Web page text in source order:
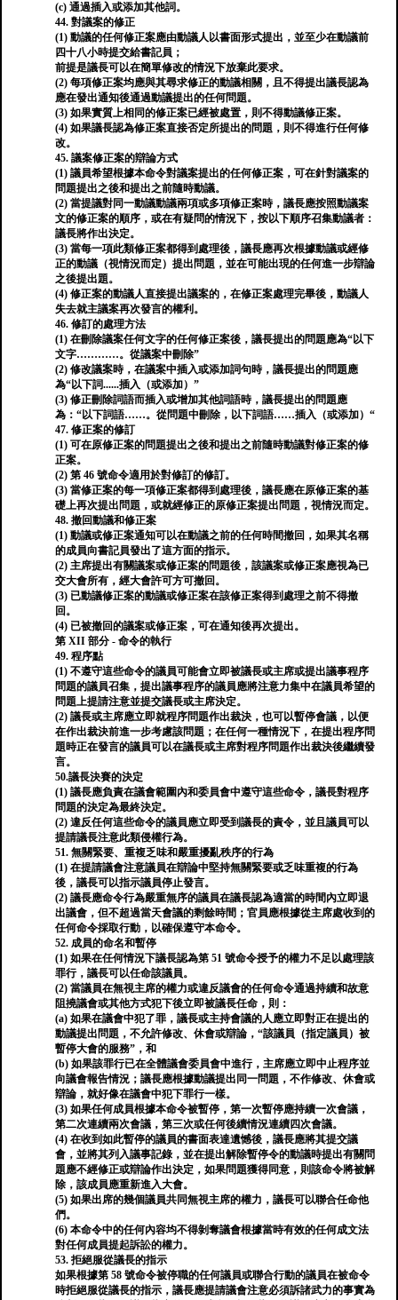
(c) 通過插入或添加其他詞。
44. 對議案的修正
(1) 動議的任何修正案應由動議人以書面形式提出，並至少在動議前
四十八小時提交給書記員；
前提是議長可以在簡單修改的情況下放棄此要求。
(2) 每項修正案均應與其尋求修正的動議相關，且不得提出議長認為
應在發出通知後通過動議提出的任何問題。
(3) 如果實質上相同的修正案已經被處置，則不得動議修正案。
(4) 如果議長認為修正案直接否定所提出的問題，則不得進行任何修
改。
45. 議案修正案的辯論方式
(1) 議員希望根據本命令對議案提出的任何修正案，可在針對議案的
問題提出之後和提出之前隨時動議。
(2) 當提議對同一動議動議兩項或多項修正案時，議長應按照動議案
文的修正案的順序，或在有疑問的情況下，按以下順序召集動議者：
議長將作出決定。
(3) 當每一項此類修正案都得到處理後，議長應再次根據動議或經修
正的動議（視情況而定）提出問題，並在可能出現的任何進一步辯論
之後提出題。
(4) 修正案的動議人直接提出議案的，在修正案處理完畢後，動議人
失去就主議案再次發言的權利。
46. 修訂的處理方法
(1) 在刪除議案任何文字的任何修正案後，議長提出的問題應為“以下
文字…………。從議案中刪除”
(2) 修改議案時，在議案中插入或添加詞句時，議長提出的問題應
為“以下詞......插入（或添加）”
(3) 修正刪除詞語而插入或增加其他詞語時，議長提出的問題應
為：“以下詞語……。從問題中刪除，以下詞語……插入（或添加）“
47. 修正案的修訂
(1) 可在原修正案的問題提出之後和提出之前隨時動議對修正案的修
正案。
(2) 第 46 號命令適用於對修訂的修訂。
(3) 當修正案的每一項修正案都得到處理後，議長應在原修正案的基
礎上再次提出問題，或就經修正的原修正案提出問題，視情況而定。
48. 撤回動議和修正案
(1) 動議或修正案通知可以在動議之前的任何時間撤回，如果其名稱
的成員向書記員發出了這方面的指示。
(2) 主席提出有關議案或修正案的問題後，該議案或修正案應視為已
交大會所有，經大會許可方可撤回。
(3) 已動議修正案的動議或修正案在該修正案得到處理之前不得撤
回。
(4) 已被撤回的議案或修正案，可在通知後再次提出。
第 XII 部分 - 命令的執行
49. 程序點
(1) 不遵守這些命令的議員可能會立即被議長或主席或提出議事程序
問題的議員召集，提出議事程序的議員應將注意力集中在議員希望的
問題上提請注意並提交議長或主席決定。
(2) 議長或主席應立即就程序問題作出裁決，也可以暫停會議，以便
在作出裁決前進一步考慮該問題；在任何一種情況下，在提出程序問
題時正在發言的議員可以在議長或主席對程序問題作出裁決後繼續發
言。
50.議長決賽的決定
(1) 議長應負責在議會範圍內和委員會中遵守這些命令，議長對程序
問題的決定為最終決定。
(2) 違反任何這些命令的議員應立即受到議長的責令，並且議員可以
提請議長注意此類侵權行為。
51. 無關緊要、重複乏味和嚴重擾亂秩序的行為
(1) 在提請議會注意議員在辯論中堅持無關緊要或乏味重複的行為
後，議長可以指示議員停止發言。
(2) 議長應命令行為嚴重無序的議員在議長認為適當的時間內立即退
出議會，但不超過當天會議的剩餘時間；官員應根​​據從主席處收到的
任何命令採取行動，以確保遵守本命令。
52. 成員的命名和暫停
(1) 如果在任何情況下議長認為第 51 號命令授予的權力不足以處理該
罪行，議長可以任命該議員。
(2) 當議員在無視主席的權力或違反議會的任何命令通過持續和故意
阻撓議會或其他方式犯下後立即被議長任命，則：
(a) 如果在議會中犯了罪，議長或主持會議的人應立即對正在提出的
動議提出問題，不允許修改、休會或辯論，“該議員（指定議員）被
暫停大會的服務”，和
(b) 如果該罪行已在全體議會委員會中進行，主席應立即中止程序並
向議會報告情況；議長應根據動議提出同一問題，不作修改、休會或
辯論，就好像在議會中犯下罪行一樣。
(3) 如果任何成員根據本命令被暫停，第一次暫停應持續一次會議，
第二次連續兩次會議，第三次或任何後續情況連續四次會議。
(4) 在收到如此暫停的議員的書面表達遺憾後，議長應將其提交議
會，並將其列入議事記錄，並在提出解除暫停令的動議時提出有關問
題應不經修正或辯論作出決定，如果問題獲得同意，則該命令將被解
除，該成員應重新進入大會。
(5) 如果出席的幾個議員共同無視主席的權力，議長可以聯合任命他
們。
(6) 本命令中的任何內容均不得剝奪議會根據當時有效的任何成文法
對任何成員提起訴訟的權力。
53. 拒絕服從議長的指示
如果根據第 58 號命令被停職的任何議員或聯合行動的議員在被命令
時拒絕服從議長的指示，議長應提請議會注意必須訴諸武力的事實為